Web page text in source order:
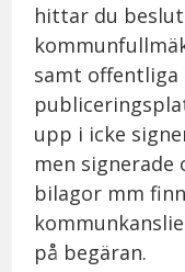
hittar du
samt offentliga
upp i icke
men
bilagor mm
på begäran.